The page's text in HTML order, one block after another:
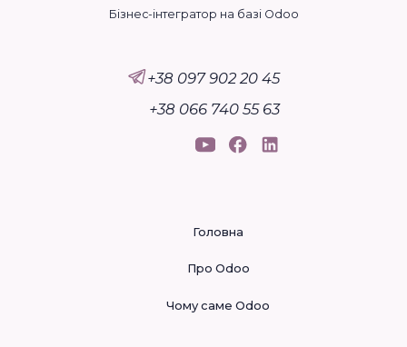
Бізнес-інтегратор на базі Odoo
Головна
Про Odoo
Чому саме Odoo
+38 097 902 20 45
+38 066 740 55 63